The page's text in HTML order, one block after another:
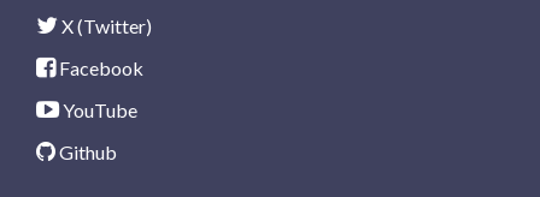
X (Twitter)
Facebook
YouTube
Github